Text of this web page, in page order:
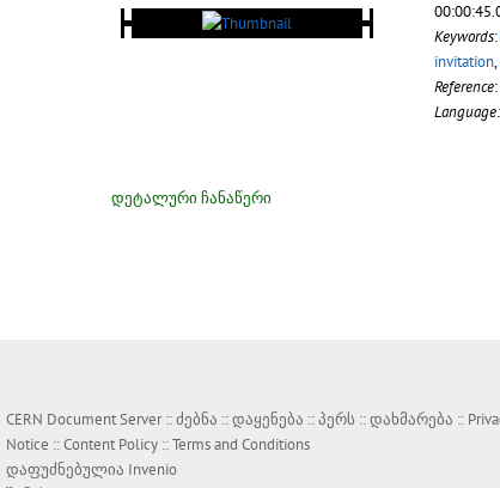
Keywords:
invitation,
Reference
Language:
დეტალური ჩანაწერი
CERN Document Server ::ძებნა ::დაყენება ::პერს ::დახმარება ::
Notice ::Content Policy ::Terms and Conditions
დაფუძნებულია Invenio